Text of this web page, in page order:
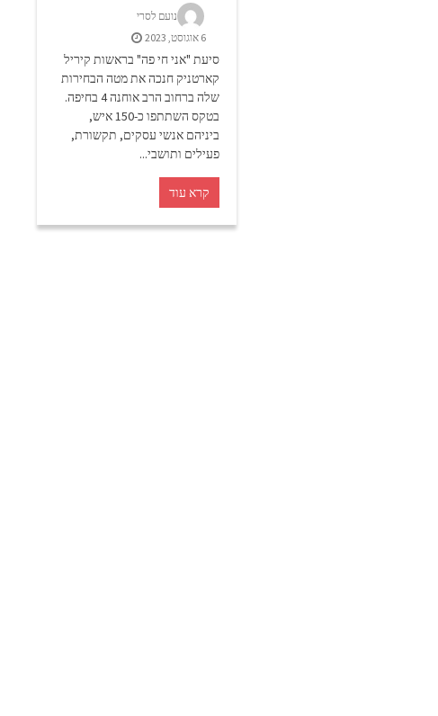
נועם לסרי
6 אוגוסט, 2023
סיעת "אני חי פה" בראשות קיריל
קארטניק חנכה את מטה הבחירות
שלה ברחוב הרב אוחנה 4 בחיפה.
בטקס השתתפו כ-150 איש,
ביניהם אנשי עסקים, תקשורת,
פעילים ותושבי...
קרא עוד